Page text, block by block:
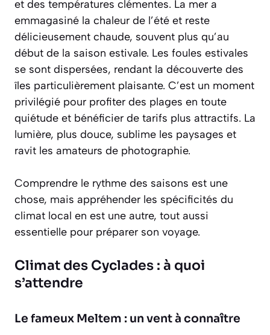
et des températures clémentes. La mer a
emmagasiné la chaleur de l’été et reste
délicieusement chaude, souvent plus qu’au
début de la saison estivale. Les foules estivales
se sont dispersées, rendant la découverte des
îles particulièrement plaisante. C’est un moment
privilégié pour profiter des plages en toute
quiétude et bénéficier de tarifs plus attractifs. La
lumière, plus douce, sublime les paysages et
ravit les amateurs de photographie.
Comprendre le rythme des saisons est une
chose, mais appréhender les spécificités du
climat local en est une autre, tout aussi
essentielle pour préparer son voyage.
Climat des Cyclades : à quoi
s’attendre
Le fameux Meltem : un vent à connaître